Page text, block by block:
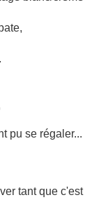
pu se régaler...
tant que c'est